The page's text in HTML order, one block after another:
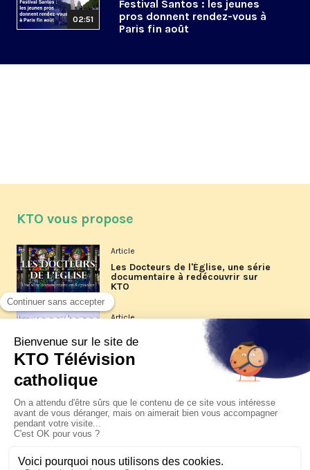
02:51
Festival Santos : les jeunes
pros donnent rendez-vous à
Paris fin août
KTO vous propose
Article
Les Docteurs de l'Église, une série
documentaire à redécouvrir sur
KTO
Article
Les reportages d'été 2026 de KTO
La visite pastorale du pape Léon
XIV à Assise à suivre sur KTO le
jeudi 6 août
Le pape en Uruguay, Argentine et